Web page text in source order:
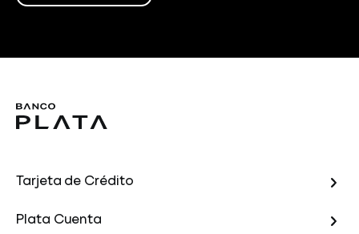
Tarjeta de Crédito
Plata Cuenta